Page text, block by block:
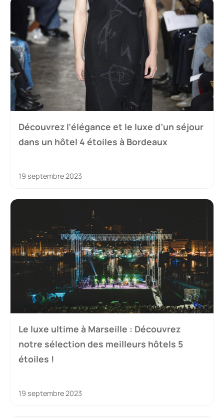
Découvrez l’élégance et le luxe d’un séjour
dans un hôtel 4 étoiles à Bordeaux
19 septembre 2023
Le luxe ultime à Marseille : Découvrez
notre sélection des meilleurs hôtels 5
étoiles !
19 septembre 2023